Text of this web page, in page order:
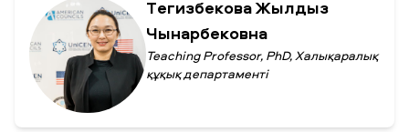
Тегизбекова Жылдыз
Чынарбековна
Teaching Professor, PhD, Халықаралық
құқық департаменті